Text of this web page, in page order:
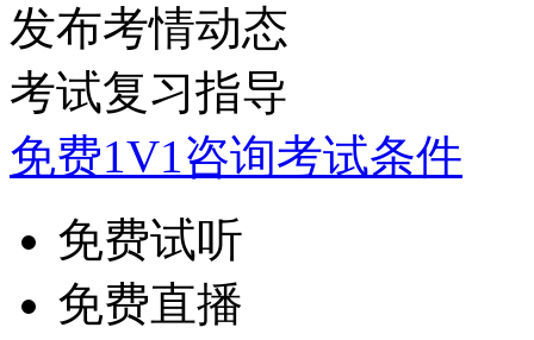
发布考情动态
考试复习指导
免费1V1咨询考试条件
免费试听
免费直播